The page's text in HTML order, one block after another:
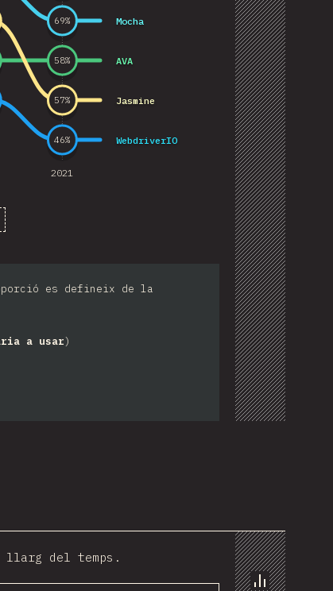
2021
Mocha
AVA
Jasmine
WebdriverIO
69%
58%
57%
46%
es defineix de la
a usar)
llarg del temps.